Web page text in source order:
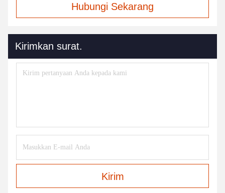
Hubungi Sekarang
Kirimkan surat.
Kirim